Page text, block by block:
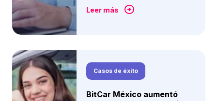
Leer más
Casos de éxito
BitCar México aumentó